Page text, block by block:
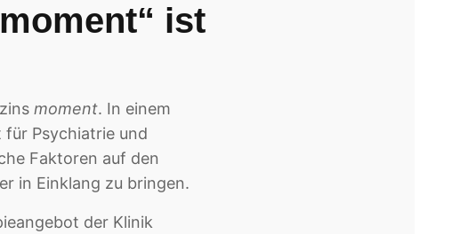
ist
moment. In einem
für Psychiatrie und
Faktoren auf den
in Einklang zu bringen.
der Klinik